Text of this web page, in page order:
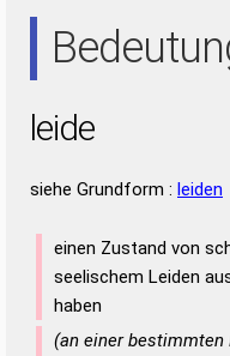
leide
siehe Grundform : leiden
einen Zustand von
seelischem Leiden
haben
(an einer